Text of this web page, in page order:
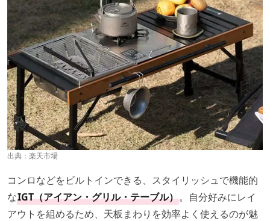
7｜重ねて収納もOK！キャンピングムーン IGTメッシュトレー
出典： 楽天市場
コンロなどをビルトインできる、スタイリッシュで機能的
なIGT（アイアン・グリル・テーブル）。自分好みにレイ
アウトを組めるため、天板まわりを効率よく使えるのが魅